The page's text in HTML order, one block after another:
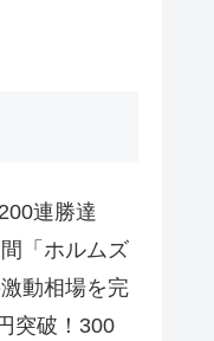
連勝達
「ホルムズ
動相場を完
突破！300